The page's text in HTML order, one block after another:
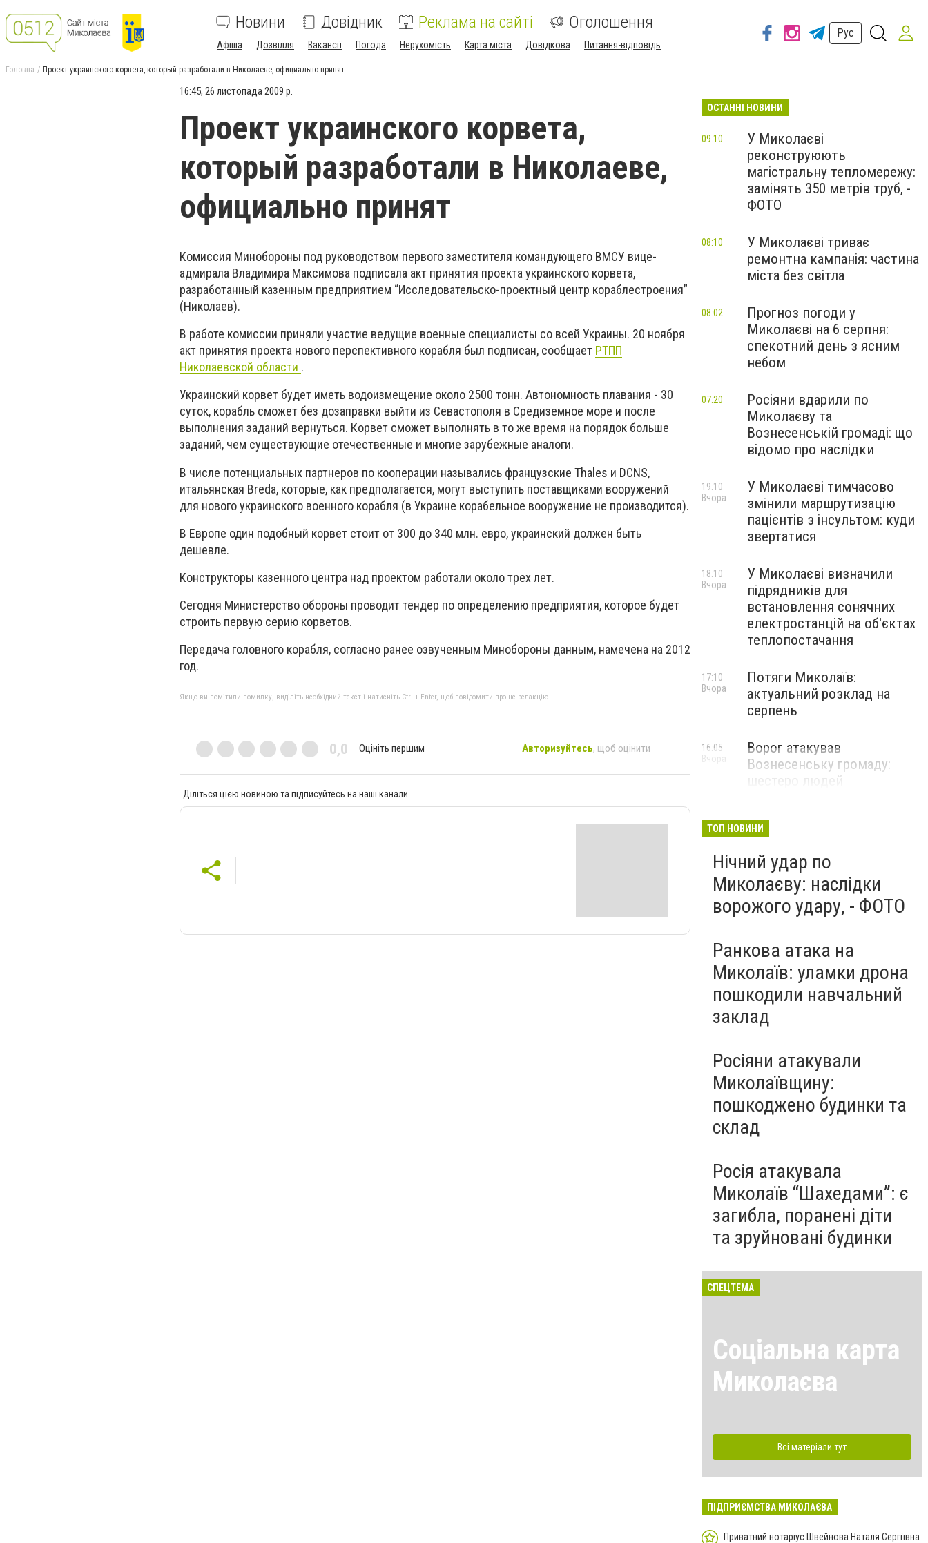
Новини Довідник Реклама на сайті Оголошення
Афіша Дозвілля Вакансії Погода Нерухомість Карта міста Довідкова Питання-відповідь
Рус
Головна Проект украинского корвета, который разработали в Николаеве, официально принят
16:45, 26 листопада 2009 р.
Проект украинского корвета,
который разработали в Николаеве,
официально принят
Комиссия Минобороны под руководством первого заместителя командующего ВМСУ вице-
адмирала Владимира Максимова подписала акт принятия проекта украинского корвета,
разработанный казенным предприятием “Исследовательско-проектный центр кораблестроения”
(Николаев).
В работе комиссии приняли участие ведущие военные специалисты со всей Украины. 20 ноября
акт принятия проекта нового перспективного корабля был подписан, сообщает РТПП
Николаевской области .
Украинский корвет будет иметь водоизмещение около 2500 тонн. Автономность плавания - 30
суток, корабль сможет без дозаправки выйти из Севастополя в Средиземное море и после
выполнения заданий вернуться. Корвет сможет выполнять в то же время на порядок больше
заданий, чем существующие отечественные и многие зарубежные аналоги.
В числе потенциальных партнеров по кооперации назывались французские Thales и DCNS,
итальянская Bredа, которые, как предполагается, могут выступить поставщиками вооружений
для нового украинского военного корабля (в Украине корабельное вооружение не производится).
В Европе один подобный корвет стоит от 300 до 340 млн. евро, украинский должен быть
дешевле.
Конструкторы казенного центра над проектом работали около трех лет.
Сегодня Министерство обороны проводит тендер по определению предприятия, которое будет
строить первую серию корветов.
Передача головного корабля, согласно ранее озвученным Минобороны данным, намечена на 2012
год.
Якщо ви помітили помилку, виділіть необхідний текст і натисніть Ctrl + Enter, щоб повідомити про це редакцію
0,0 Оцініть першим Авторизуйтесь, щоб оцінити
Діліться цією новиною та підписуйтесь на наші канали
ОСТАННІ НОВИНИ
У Миколаєві
реконструюють
магістральну тепломережу:
замінять 350 метрів труб, -
ФОТО
09:10
У Миколаєві триває
ремонтна кампанія: частина
міста без світла
08:10
Прогноз погоди у
Миколаєві на 6 серпня:
спекотний день з ясним
небом
08:02
Росіяни вдарили по
Миколаєву та
Вознесенській громаді: що
відомо про наслідки
07:20
У Миколаєві тимчасово
змінили маршрутизацію
пацієнтів з інсультом: куди
звертатися
19:10
Вчора
У Миколаєві визначили
підрядників для
встановлення сонячних
електростанцій на об'єктах
теплопостачання
18:10
Вчора
Потяги Миколаїв:
актуальний розклад на
серпень
17:10
Вчора
Ворог атакував
Вознесенську громаду:
шестеро людей
16:05
Вчора
ТОП НОВИНИ
Нічний удар по
Миколаєву: наслідки
ворожого удару, - ФОТО
Ранкова атака на
Миколаїв: уламки дрона
пошкодили навчальний
заклад
Росіяни атакували
Миколаївщину:
пошкоджено будинки та
склад
Росія атакувала
Миколаїв “Шахедами”: є
загибла, поранені діти
та зруйновані будинки
СПЕЦТЕМА
Соціальна карта
Миколаєва
Всі матеріали тут
ПІДПРИЄМСТВА МИКОЛАЄВА
Приватний нотаріус Швейнова Наталя Сергіївна